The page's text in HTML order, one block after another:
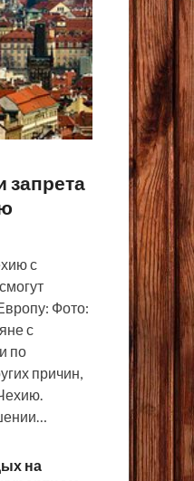
с
Фото:
с
по
причин,
на